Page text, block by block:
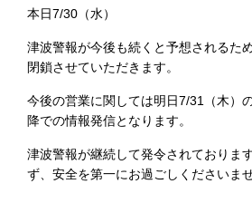
本日7/30（水）
津波警報が今後も続くと予想されるた
閉鎖させていただきます。
今後の営業に関しては明日7/31（木）
降での情報発信となります。
津波警報が継続して発令されておりま
ず、安全を第一にお過ごしくださいませ